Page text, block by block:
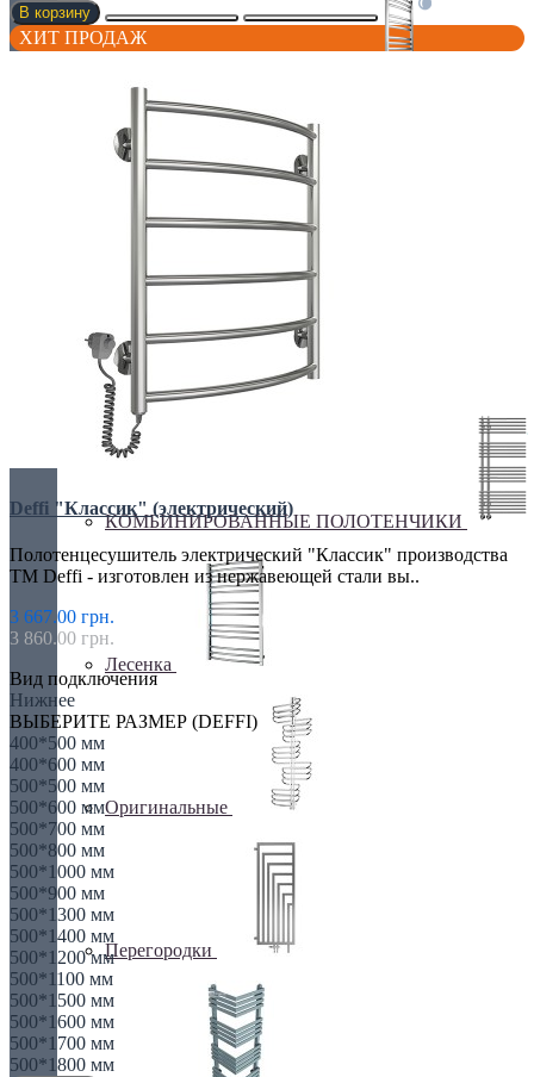
ВОДЯНЫЕ ПОЛОТЕНЧИКИ
Все для полотенчиков
ДЛЯ ВАННОЙ
КОМБИНИРОВАННЫЕ ПОЛОТЕНЧИКИ
Лесенка
Оригинальные
Перегородки
В корзину
ХИТ ПРОДАЖ
Deffi "Классик" (электрический)
Полотенцесушитель электрический "Классик" производства
ТМ Deffi - изготовлен из нержавеющей стали вы..
3 667.00 грн.
3 860.00 грн.
Вид подключения
Нижнее
ВЫБЕРИТЕ РАЗМЕР (DEFFI)
400*500 мм
400*600 мм
500*500 мм
500*600 мм
500*700 мм
500*800 мм
500*1000 мм
500*900 мм
500*1300 мм
500*1400 мм
500*1200 мм
500*1100 мм
500*1500 мм
500*1600 мм
500*1700 мм
500*1800 мм